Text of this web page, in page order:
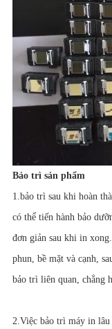
Bảo trì sản phẩm
1.bảo trì sau khi hoàn
có thể tiến hành bảo
đơn giản sau khi in
phun, bề mặt và cạnh,
bảo trì liên quan, chẳng
2.Việc bảo trì máy in lâu